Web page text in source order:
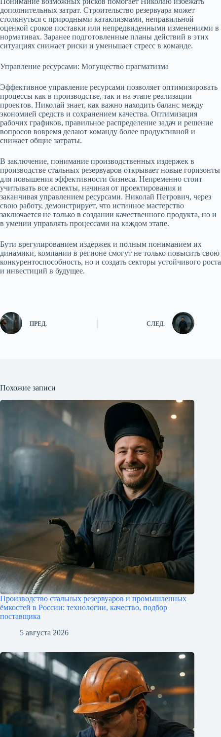
дополнительных затрат. Строительство резервуара может
столкнуться с природными катаклизмами, неправильной
оценкой сроков поставки или непредвиденными изменениями в
нормативах. Заранее подготовленные планы действий в этих
ситуациях снижает риски и уменьшает стресс в команде.
Управление ресурсами: Могущество прагматизма
Эффективное управление ресурсами позволяет оптимизировать
процессы как в производстве, так и на этапе реализации
проектов. Николай знает, как важно находить баланс между
экономией средств и сохранением качества. Оптимизация
рабочих графиков, правильное распределение задач и решение
вопросов вовремя делают команду более продуктивной и
снижает общие затраты.
В заключение, понимание производственных издержек в
производстве стальных резервуаров открывает новые горизонты
для повышения эффективности бизнеса. Непременно стоит
учитывать все аспекты, начиная от проектирования и
заканчивая управлением ресурсами. Николай Петрович, через
свою работу, демонстрирует, что истинное мастерство
заключается не только в создании качественного продукта, но и
в умении управлять процессами на каждом этапе.
Бути врегулированием издержек и полным пониманием их
динамики, компании в регионе смогут не только повысить свою
конкурентоспособность, но и создать секторы устойчивого роста
и инвестиций в будущее.
ПРЕД. СЛЕД.
Похожие записи
Производство стальных резервуаров и промышленных
ёмкостей в России: технологии, качество, подбор
поставщика
5 августа 2026